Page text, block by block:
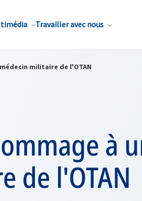
Travailler avec nous
militaire de l'OTAN
à
de l'OTAN